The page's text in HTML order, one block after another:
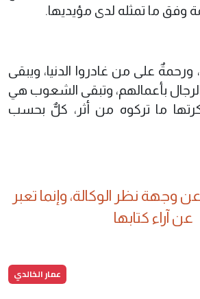
ما تمثله لدى مؤيديها.
ورحمةٌ على من غادروا الدنيا، ويبقى
الرجال بأعمالهم، وتبقى الشعوب هي
ما تركوه من أثر، كلٌّ بحسب
وجهة نظر الوكالة، وإنما تعبر
عن آراء كتابها
عمار الخالدي